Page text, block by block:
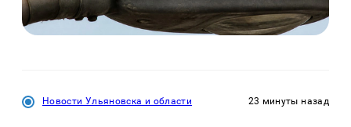
Новости Ульяновска и области 23 минуты назад